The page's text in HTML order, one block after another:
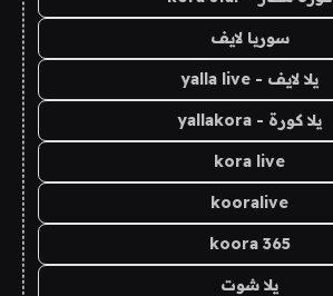
سوريا لايف
يلا لايف - yalla live
يلا كورة - yallakora
kora live
kooralive
koora 365
يلا شوت